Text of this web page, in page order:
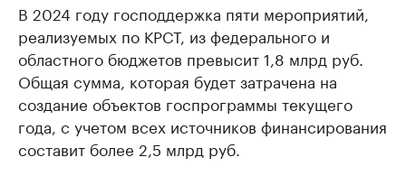
В 2024 году господдержка пяти мероприятий,
реализуемых по КРСТ, из федерального и
областного бюджетов превысит 1,8 млрд руб.
Общая сумма, которая будет затрачена на
создание объектов госпрограммы текущего
года, с учетом всех источников финансирования
составит более 2,5 млрд руб.